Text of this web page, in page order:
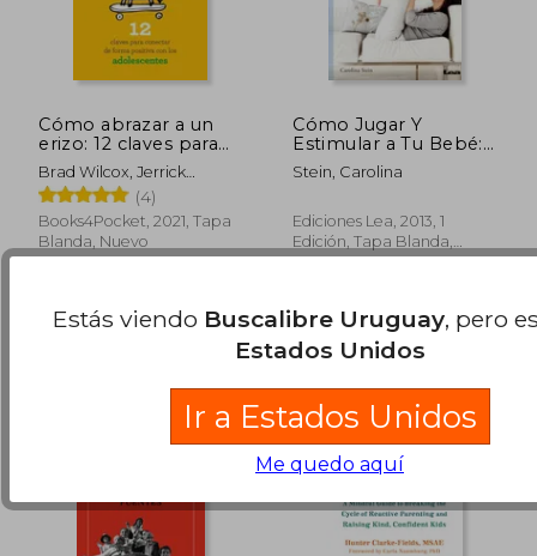
40%
dcto.
$ 1.256 40%
dcto.
Cómo abrazar a un
erizo: 12 claves para
conectar de forma
positiva con los
adolescentes
Brad Wilcox, Jerrick
Robbins
(4)
Books4Pocket, 2021, Tapa
Blanda, Nuevo
Cómo Jugar Y
Estimular a Tu Bebé:
Actividades Para
Desarrollar La
Nuestros Hijos
Stein, Carolina
Ediciones Lea, 2013, 1
Edición, Tapa Blanda,
Nuevo
Estás viendo Buscalibre Uruguay, pero
Estados Unidos
Ir a Estados Unidos
Me quedo aquí